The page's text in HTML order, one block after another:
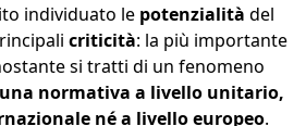
individuato le potenzialità del
criticità: la più importante
si tratti di un fenomeno
normativa a livello unitario,
né a livello europeo.